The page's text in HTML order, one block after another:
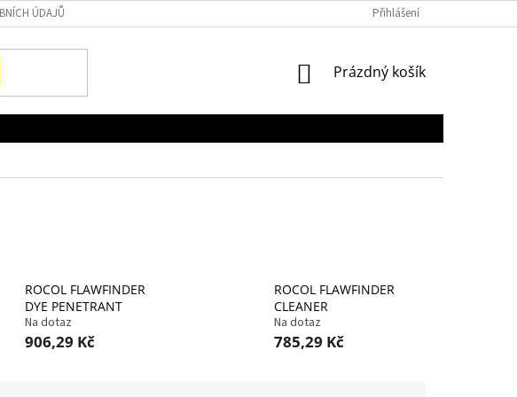
ÚDAJŮ Přihlášení
NÁKUPNÍ
Prázdný košík
ROCOL FLAWFINDER
DYE PENETRANT
Na dotaz
906,29 Kč
ROCOL FLAWFINDER
CLEANER
Na dotaz
785,29 Kč